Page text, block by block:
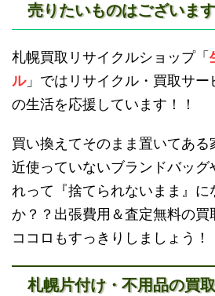
砂川不用品回収
売りたいものはございま
札幌買取リサイクルショップ「
ル」ではリサイクル・買取サー
の生活を応援しています！！
買い換えてそのまま置いてあ
近使っていないブランドバッグ
れって『捨てられないまま』に
か？？出張費用＆査定無料の買
ココロもすっきりしましょう！
札幌片付け・不用品の買